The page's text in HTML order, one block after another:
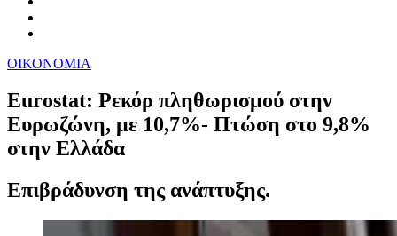
ΟΙΚΟΝΟΜΙΑ
Eurostat: Ρεκόρ πληθωρισμού στην
Ευρωζώνη, με 10,7%- Πτώση στο 9,8%
στην Ελλάδα
Επιβράδυνση της ανάπτυξης.